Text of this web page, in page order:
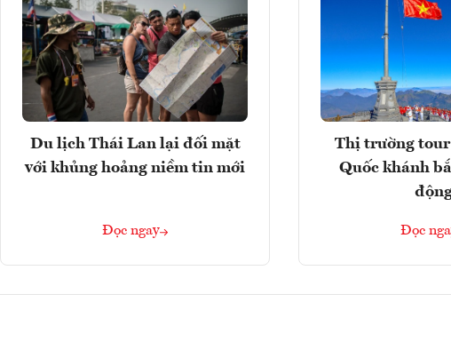
Du lịch Thái Lan lại đối mặt
với khủng hoảng niềm tin mới
Đọc ngay
Thị trường
Quốc khánh
Đọc